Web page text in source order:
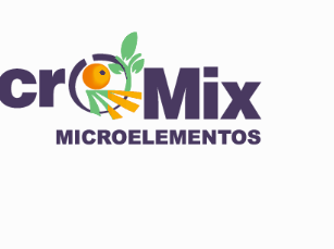
to change this text. Lorem ipsum dolor
sit amet.
Ver producto